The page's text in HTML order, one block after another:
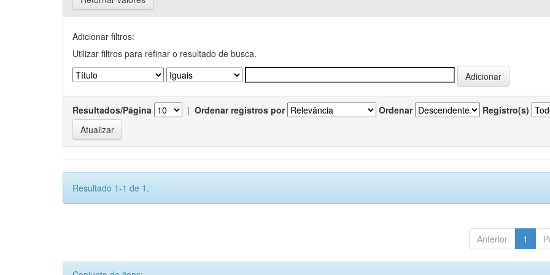
Adicionar filtros:
Utilizar filtros para refinar o resultado de busca.
Resultados/Página | Ordenar registros por Ordenar Registro(s)
Resultado 1-1 de 1.
Anterior 1